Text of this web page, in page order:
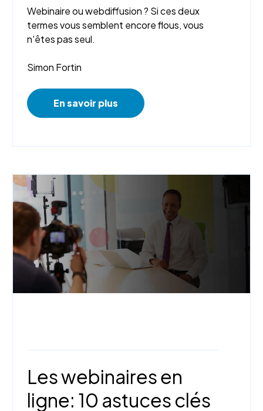
Webinaire ou webdiffusion ? Si ces deux
termes vous semblent encore flous, vous
n'êtes pas seul.
Simon Fortin
En savoir plus
Les webinaires en
ligne: 10 astuces clés